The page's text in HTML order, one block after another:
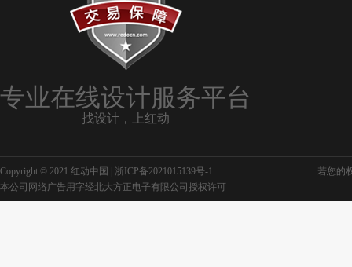
专业在线设计服务平台
找设计，上红动
Copyright © 2021 红动中国 | 浙ICP备2021015139号-1
若您的
本公司网络广告用字经北大方正电子有限公司授权许可